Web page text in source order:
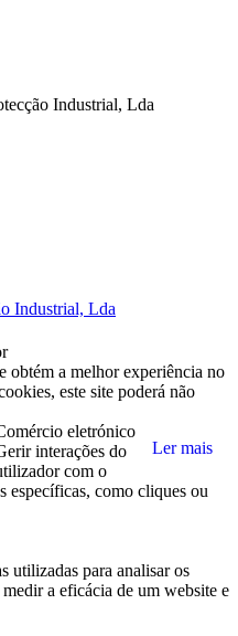
Industrial, Lda
Industrial, Lda
obtém a melhor experiência no
este site poderá não
Ler mais
eletrónico
interações do
com o
específicas, como cliques ou
utilizadas para analisar os
medir a eficácia de um website e